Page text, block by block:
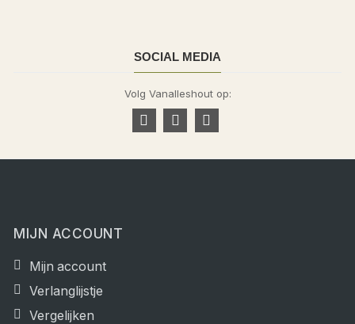
SOCIAL MEDIA
Volg Vanalleshout op:
MIJN ACCOUNT
Mijn account
Verlanglijstje
Vergelijken